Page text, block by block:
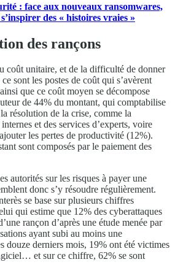
: face aux nouveaux ransomwares,
des « histoires vraies »
des rançons
coût unitaire, et de la difficulté de donner
sont les postes de coût qui s’avèrent
que ce coût moyen se décompose
de 44% du montant, qui comptabilise
résolution de la crise, comme la
et des services d’experts, voire
les pertes de productivité (12%).
sont composés par le paiement des
autorités sur les risques à payer une
donc s’y résoudre régulièrement.
se base sur plusieurs chiffres
qui estime que 12% des cyberattaques
rançon d’après une étude menée par
ayant subi au moins une
douze derniers mois, 19% ont été victimes
et sur ce chiffre, 62% se sont